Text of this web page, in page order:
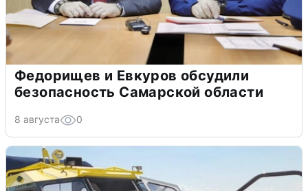
Федорищев и Евкуров обсудили
безопасность Самарской области
8 августа 0